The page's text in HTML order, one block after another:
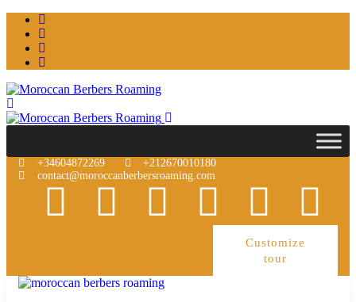
+34604872269
+212670010180
contact@moroccanberbersroaming.com
Customize
tour